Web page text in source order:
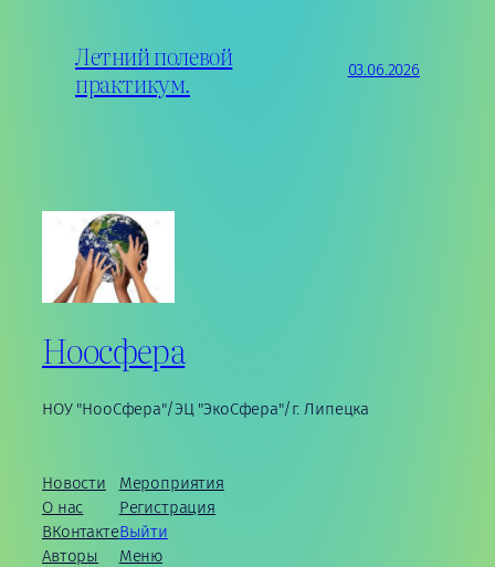
Летний полевой
практикум.
03.06.2026
Ноосфера
НОУ "НооСфера"/ЭЦ "ЭкоСфера"/г. Липецка
Новости
О нас
ВКонтакте
Авторы
Мероприятия
Регистрация
Выйти
Меню